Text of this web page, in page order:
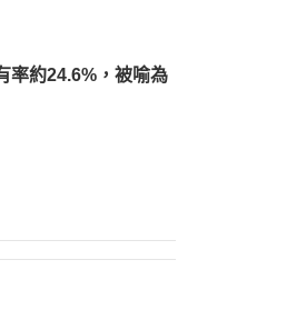
率約24.6%，被喻為